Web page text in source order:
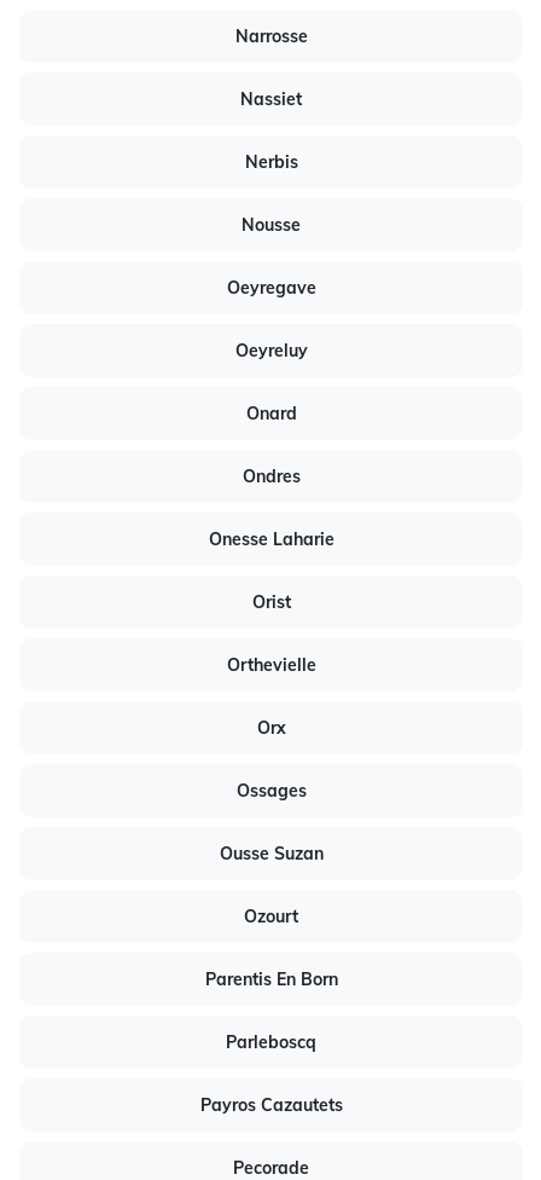
Narrosse
Nassiet
Nerbis
Nousse
Oeyregave
Oeyreluy
Onard
Ondres
Onesse Laharie
Orist
Orthevielle
Orx
Ossages
Ousse Suzan
Ozourt
Parentis En Born
Parleboscq
Payros Cazautets
Pecorade